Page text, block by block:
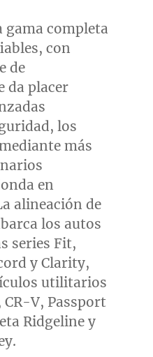
gama completa
con
de
da placer
los
más
en
alineación de
los autos
series Fit,
y Clarity,
utilitarios
V, Passport
Ridgeline y